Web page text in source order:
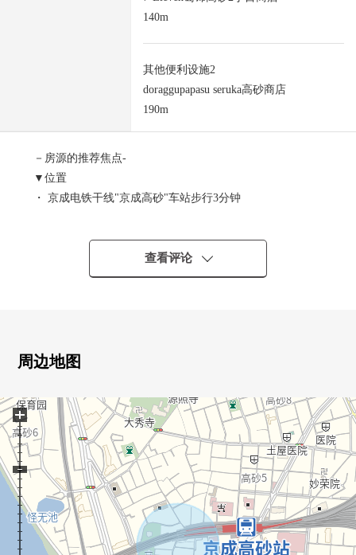
140m
其他便利设施2
doraggupapasu seruka高砂商店
190m
－房源的推荐焦点-
▼位置
・ 京成电铁干线"京成高砂"车站步行3分钟
▼房源的特徴
・南、西、北三方向地方
・住宅用地部分面积约87.10平米(约26.3坪)
房源的详细、需讨论是如有意向，请跟我们联系。
查看评论
周边地图
+